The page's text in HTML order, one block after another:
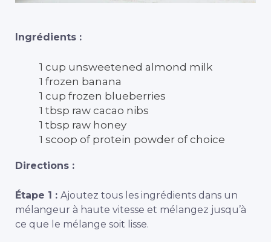
Ingrédients :
1 cup unsweetened almond milk
1 frozen banana
1 cup frozen blueberries
1 tbsp raw cacao nibs
1 tbsp raw honey
1 scoop of protein powder of choice
Directions :
Étape 1 : Ajoutez tous les ingrédients dans un
mélangeur à haute vitesse et mélangez jusqu’à
ce que le mélange soit lisse.